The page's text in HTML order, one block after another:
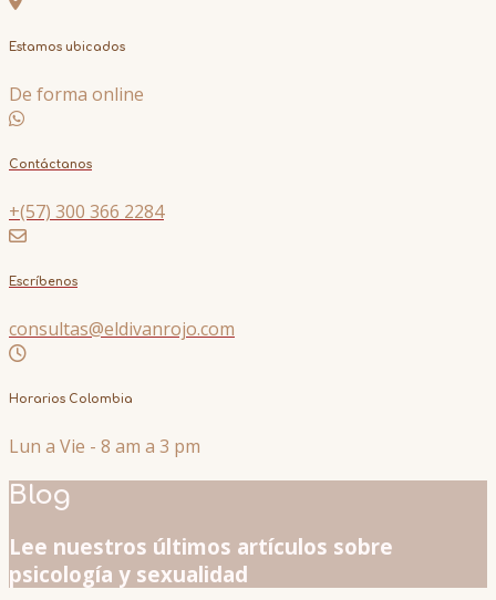
Estamos ubicados
De forma online
Contáctanos
+(57) 300 366 2284
Escríbenos
consultas@eldivanrojo.com
Horarios Colombia
Lun a Vie - 8 am a 3 pm
Blog
Lee nuestros últimos artículos sobre
psicología y sexualidad